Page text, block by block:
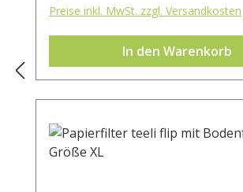
Preise inkl. MwSt. zzgl. Versandkosten
In den Warenkorb